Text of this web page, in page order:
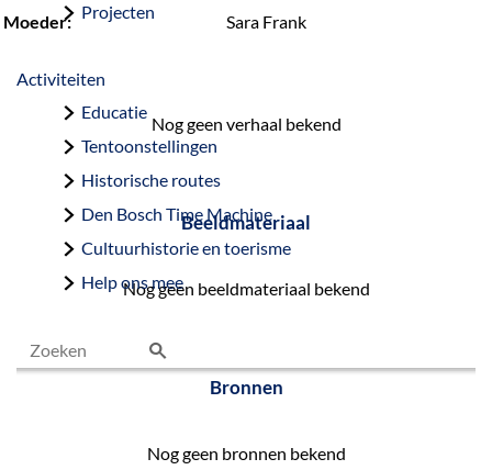
Projecten
Activiteiten
Educatie
Tentoonstellingen
Historische routes
Den Bosch Time Machine
Cultuurhistorie en toerisme
Help ons mee
e
Moeder:
Sara Frank
Nog geen verhaal bekend
Beeldmateriaal
Nog geen beeldmateriaal bekend
Bronnen
Nog geen bronnen bekend